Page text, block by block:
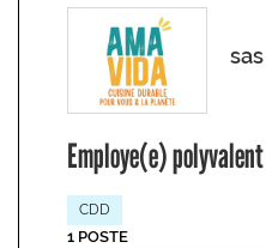
Employe(e)
CDD
1 POSTE